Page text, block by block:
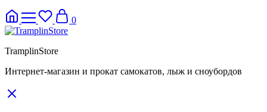
0
TramplinStore
Интернет-магазин и прокат самокатов, лыж и сноубордов